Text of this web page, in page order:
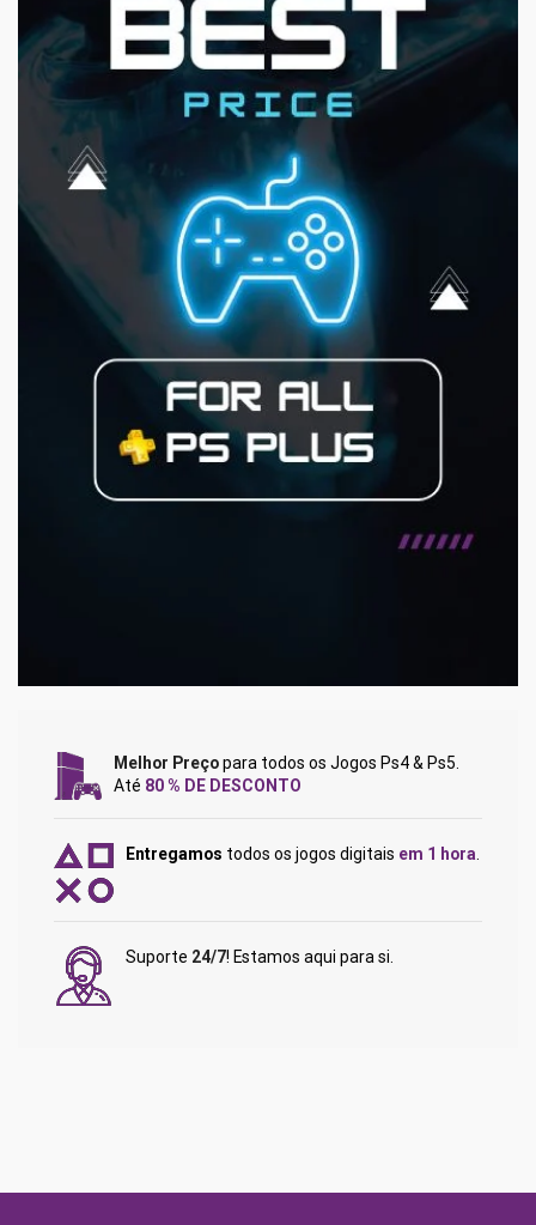
Melhor Preçopara todos os Jogos Ps4 & Ps5.
Até 80 % DE DESCONTO
Entregamos todos os jogos digitais em 1 hora
Suporte 24/7! Estamos aqui para si.